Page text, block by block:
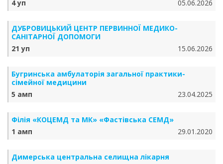
4 уп
05.06.2026
ДУБРОВИЦЬКИЙ ЦЕНТР ПЕРВИННОЇ МЕДИКО-
САНІТАРНОЇ ДОПОМОГИ
21 уп
15.06.2026
Бугринська амбулаторія загальної практики-
сімейної медицини
5 амп
23.04.2025
Філія «КОЦЕМД та МК» «Фастівська СЕМД»
1 амп
29.01.2020
Димерська центральна селищна лікарня